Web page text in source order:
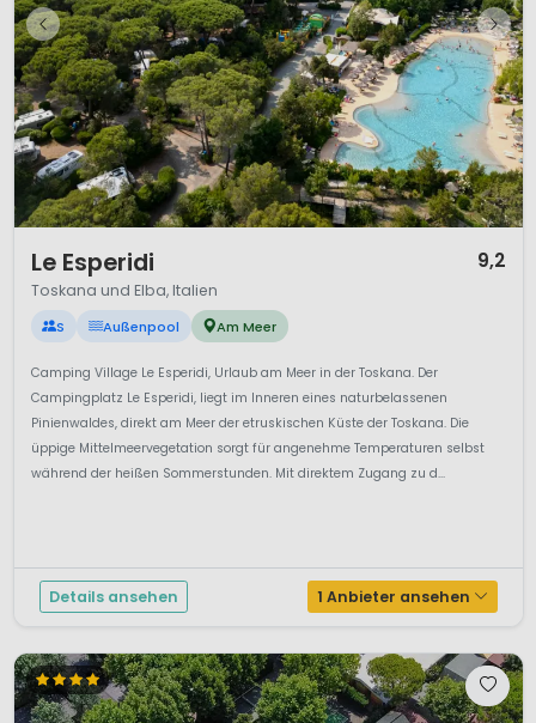
Le Esperidi 9,2
Toskana und Elba, Italien
S Außenpool Am Meer
Camping Village Le Esperidi, Urlaub am Meer in der Toskana. Der
Campingplatz Le Esperidi, liegt im Inneren eines naturbelassenen
Pinienwaldes, direkt am Meer der etruskischen Küste der Toskana. Die
üppige Mittelmeervegetation sorgt für angenehme Temperaturen selbst
während der heißen Sommerstunden. Mit direktem Zugang zu d...
Details ansehen 1 Anbieter ansehen